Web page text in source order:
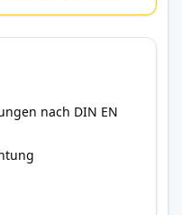
nach DIN EN